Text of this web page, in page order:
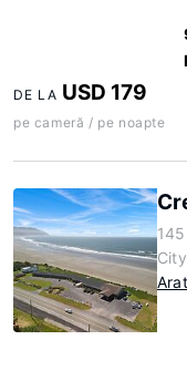
DE LA USD 179
pe cameră / pe noapte